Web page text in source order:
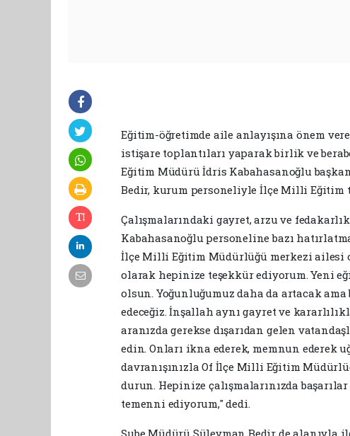
Eğitim-öğretimde aile anlayışına önem
istişare toplantıları yaparak birlik ve
Eğitim Müdürü İdris Kabahasanoğlu
Bedir, kurum personeliyle İlçe Milli
Çalışmalarındaki gayret, arzu ve
Kabahasanoğlu personeline bazı
İlçe Milli Eğitim Müdürlüğü merkezi ailesi
olarak hepinize teşekkür ediyorum. Yeni
olsun. Yoğunluğumuz daha da artacak
edeceğiz. İnşallah aynı gayret ve
aranızda gerekse dışarıdan gelen
edin. Onları ikna ederek, memnun ederek
davranışınızla Of İlçe Milli Eğitim
durun. Hepinize çalışmalarınızda
temenni ediyorum," dedi.
Şube Müdürü Süleyman Bedir de